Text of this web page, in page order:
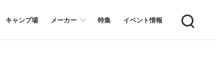
キャンプ場 メーカー 特集 イベント情報 Search